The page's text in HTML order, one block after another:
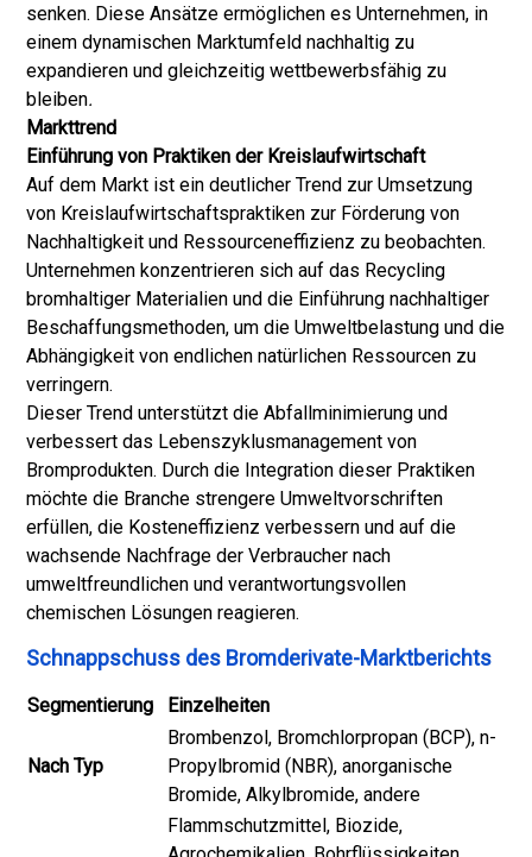
senken. Diese Ansätze ermöglichen es Unternehmen, in
einem dynamischen Marktumfeld nachhaltig zu
expandieren und gleichzeitig wettbewerbsfähig zu
bleiben.
Markttrend
Einführung von Praktiken der Kreislaufwirtschaft
Auf dem Markt ist ein deutlicher Trend zur Umsetzung
von Kreislaufwirtschaftspraktiken zur Förderung von
Nachhaltigkeit und Ressourceneffizienz zu beobachten.
Unternehmen konzentrieren sich auf das Recycling
bromhaltiger Materialien und die Einführung nachhaltiger
Beschaffungsmethoden, um die Umweltbelastung und die
Abhängigkeit von endlichen natürlichen Ressourcen zu
verringern.
Dieser Trend unterstützt die Abfallminimierung und
verbessert das Lebenszyklusmanagement von
Bromprodukten. Durch die Integration dieser Praktiken
möchte die Branche strengere Umweltvorschriften
erfüllen, die Kosteneffizienz verbessern und auf die
wachsende Nachfrage der Verbraucher nach
umweltfreundlichen und verantwortungsvollen
chemischen Lösungen reagieren.
Schnappschuss des Bromderivate-Marktberichts
Segmentierung Einzelheiten
Nach Typ
Brombenzol, Bromchlorpropan (BCP), n-
Propylbromid (NBR), anorganische
Bromide, Alkylbromide, andere
Flammschutzmittel, Biozide,